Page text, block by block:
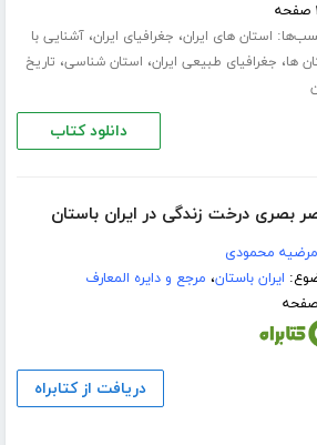
استان های ایران، جغرافیای ایران،آشنایی با
ها، جغرافیای طبیعی ایران، استان شناسی، تاریخ
دانلود کتاب
بصری درخت زندگی در ایران باستان
مرضیه محمودی
ایران باستان، مرجع و دایره المعارف
دریافت از کتابراه